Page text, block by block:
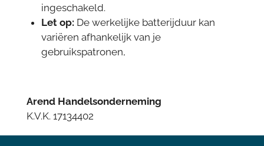
ingeschakeld.
Let op: De werkelijke batterijduur kan
variëren afhankelijk van je
gebruikspatronen,
Arend Handelsonderneming
K.V.K. 17134402